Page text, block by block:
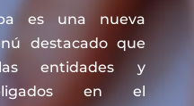
es una nueva
destacado que
entidades y
en el